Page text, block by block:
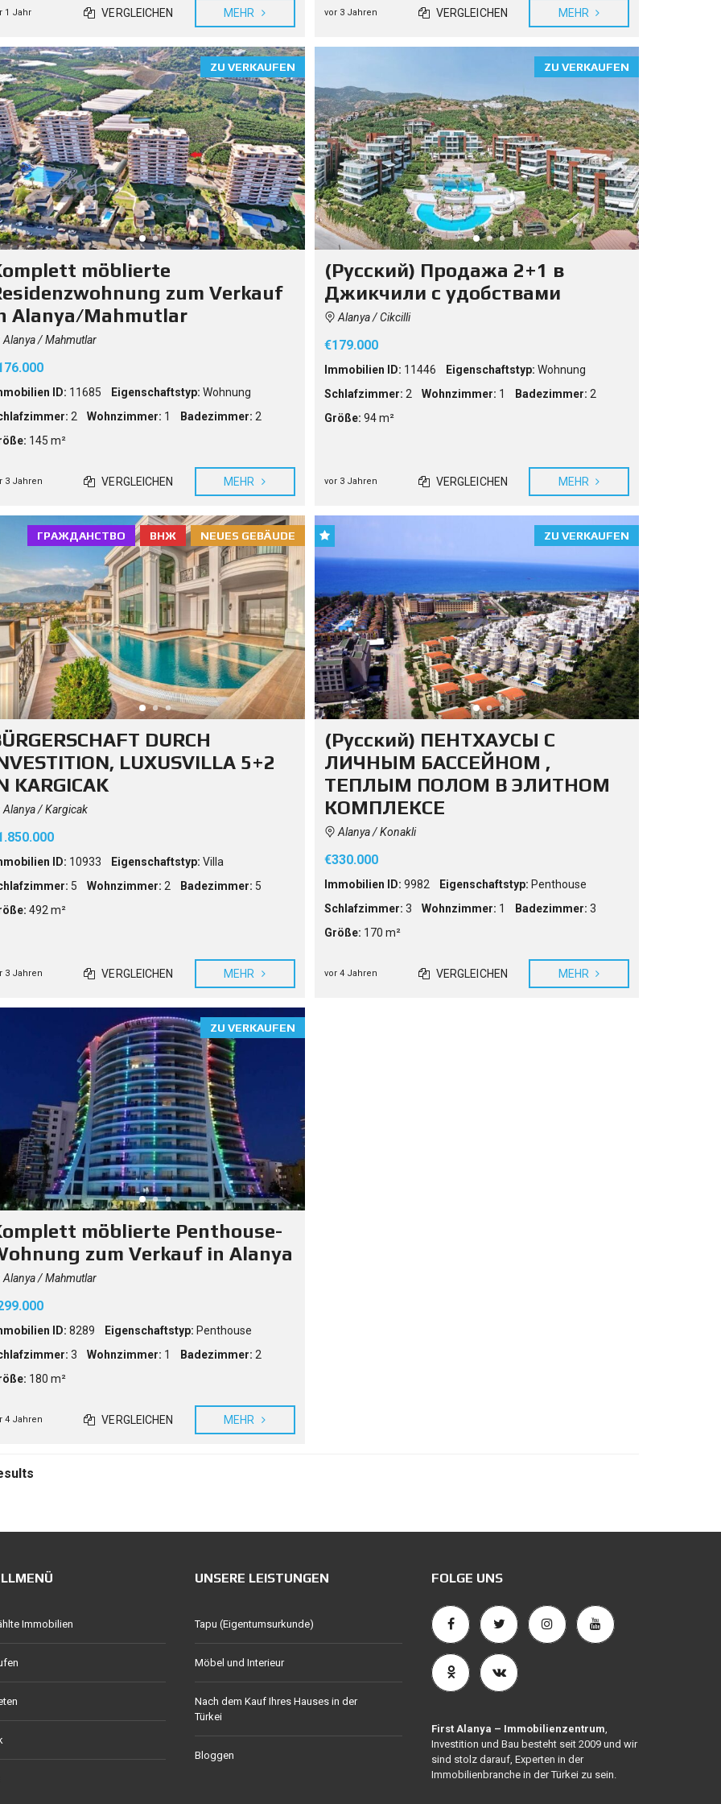
E
A
U
F
I
H
R
E
S
H
A
U
S
E
S
I
N
D
R
Ü
R
K
1 Jahr VERGLEICHEN MEHR vor 3 Jahren VERGLEICHEN MEHR
ZU VERKAUFEN
möblierte
zum Verkauf
Alanya/Mahmutlar
Alanya / Mahmutlar
ID: 11685 Eigenschaftstyp: Wohnung
2 Wohnzimmer: 1 Badezimmer: 2
145 m²
3 Jahren VERGLEICHEN MEHR
ZU VERKAUFEN
(Русский) Продажа 2+1 в
Джикчили с удобствами
Alanya / Cikcilli
€179.000
Immobilien ID: 11446 Eigenschaftstyp: Wohnung
Schlafzimmer: 2 Wohnzimmer: 1 Badezimmer: 2
Größe: 94 m²
vor 3 Jahren VERGLEICHEN MEHR
NEUES GEBÄUDE
ВНЖ
ГРАЖДАНСТВО
DURCH
LUXUSVILLA 5+2
KARGICAK
Alanya / Kargicak
ID: 10933 Eigenschaftstyp: Villa
5 Wohnzimmer: 2 Badezimmer: 5
492 m²
3 Jahren VERGLEICHEN MEHR
ZU VERKAUFEN
(Русский) ПЕНТХАУСЫ С
ЛИЧНЫМ БАССЕЙНОМ ,
ТЕПЛЫМ ПОЛОМ В ЭЛИТНОМ
КОМПЛЕКСЕ
Alanya / Konakli
€330.000
Immobilien ID: 9982 Eigenschaftstyp: Penthouse
Schlafzimmer: 3 Wohnzimmer: 1 Badezimmer: 3
Größe: 170 m²
vor 4 Jahren VERGLEICHEN MEHR
ZU VERKAUFEN
möblierte Penthouse-
zum Verkauf in Alanya
Alanya / Mahmutlar
ID: 8289 Eigenschaftstyp: Penthouse
3 Wohnzimmer: 1 Badezimmer: 2
180 m²
4 Jahren VERGLEICHEN MEHR
Immobilien
UNSERE LEISTUNGEN
Tapu (Eigentumsurkunde)
Möbel und Interieur
Nach dem Kauf Ihres Hauses in der
Türkei
Bloggen
FOLGE UNS
First Alanya – Immobilienzentrum,
Investition und Bau besteht seit 2009 und wir
sind stolz darauf, Experten in der
Immobilienbranche in der Türkei zu sein.